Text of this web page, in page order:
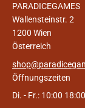
PARADICEGAMES
Wallensteinstr. 2
1200 Wien
Österreich
Öffnungszeiten
Di. - Fr.: 10:00 18:00